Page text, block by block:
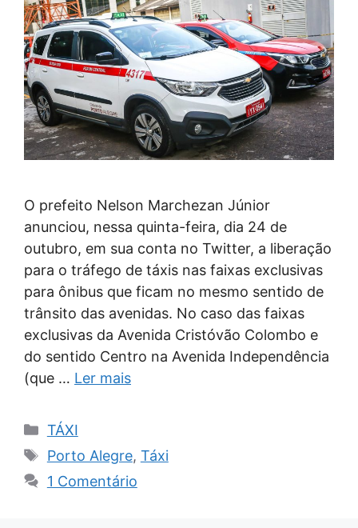
O prefeito Nelson Marchezan Júnior
anunciou, nessa quinta-feira, dia 24 de
outubro, em sua conta no Twitter, a liberação
para o tráfego de táxis nas faixas exclusivas
para ônibus que ficam no mesmo sentido de
trânsito das avenidas. No caso das faixas
exclusivas da Avenida Cristóvão Colombo e
do sentido Centro na Avenida Independência
(que … Ler mais
Categorias
TÁXI
Tags
Porto Alegre, Táxi
1 Comentário